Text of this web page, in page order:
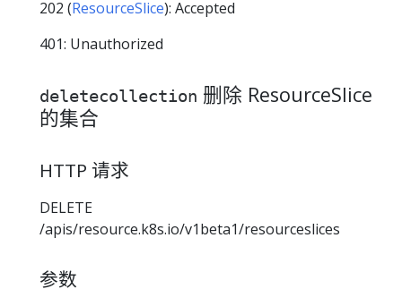
202 (ResourceSlice): Accepted
401: Unauthorized
deletecollection 删除 ResourceSlice
的集合
HTTP 请求
DELETE
/apis/resource.k8s.io/v1beta1/resourceslices
参数